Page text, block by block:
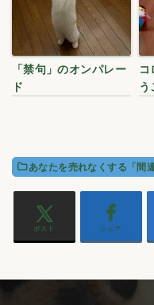
「禁句」のオンパレー
ド
コ
う
あなたを売れなくする「間
ポスト シェア